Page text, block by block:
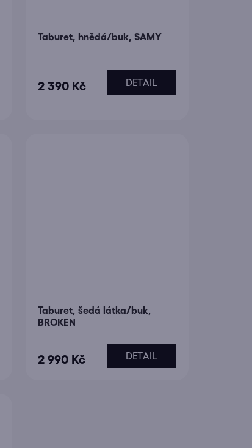
Taburet, hnědá/buk, SAMY
2 390 Kč DETAIL
Taburet, šedá látka/buk,
BROKEN
2 990 Kč DETAIL